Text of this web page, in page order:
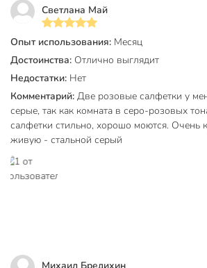
Светлана Май
Опыт использования: Месяц
Достоинства: Отлично выглядит
Недостатки: Нет
Комментарий: Две розовые салфетки у
серые, так как комната в серо-розовых
салфетки стильно, хорошо моются. Очень
живую - стальной серый